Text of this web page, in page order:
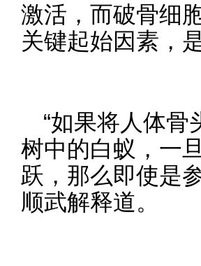
激活，而破骨细
关键起始因素，
“如果将人体
树中的白蚁，一
跃，那么即使是
顺武解释道。